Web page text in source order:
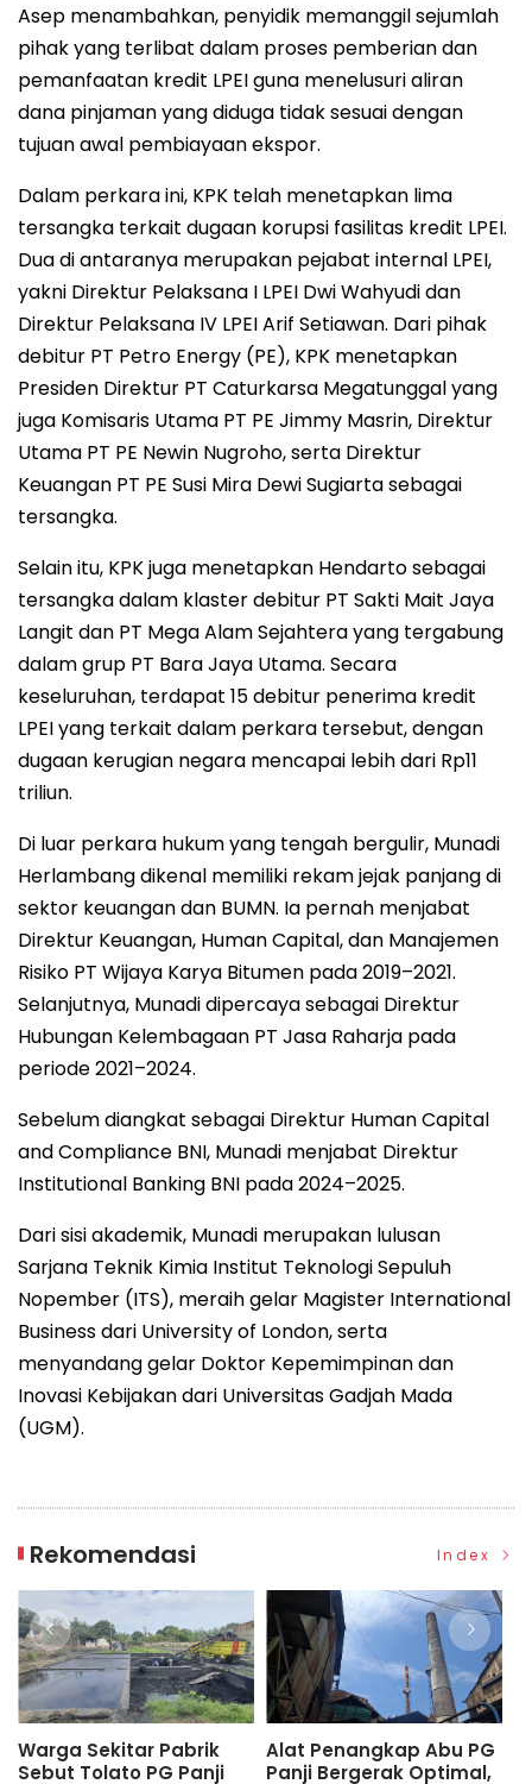
Asep menambahkan, penyidik memanggil sejumlah
pihak yang terlibat dalam proses pemberian dan
pemanfaatan kredit LPEI guna menelusuri aliran
dana pinjaman yang diduga tidak sesuai dengan
tujuan awal pembiayaan ekspor.
Dalam perkara ini, KPK telah menetapkan lima
tersangka terkait dugaan korupsi fasilitas kredit LPEI.
Dua di antaranya merupakan pejabat internal LPEI,
yakni Direktur Pelaksana I LPEI Dwi Wahyudi dan
Direktur Pelaksana IV LPEI Arif Setiawan. Dari pihak
debitur PT Petro Energy (PE), KPK menetapkan
Presiden Direktur PT Caturkarsa Megatunggal yang
juga Komisaris Utama PT PE Jimmy Masrin, Direktur
Utama PT PE Newin Nugroho, serta Direktur
Keuangan PT PE Susi Mira Dewi Sugiarta sebagai
tersangka.
Selain itu, KPK juga menetapkan Hendarto sebagai
tersangka dalam klaster debitur PT Sakti Mait Jaya
Langit dan PT Mega Alam Sejahtera yang tergabung
dalam grup PT Bara Jaya Utama. Secara
keseluruhan, terdapat 15 debitur penerima kredit
LPEI yang terkait dalam perkara tersebut, dengan
dugaan kerugian negara mencapai lebih dari Rp11
triliun.
Di luar perkara hukum yang tengah bergulir, Munadi
Herlambang dikenal memiliki rekam jejak panjang di
sektor keuangan dan BUMN. Ia pernah menjabat
Direktur Keuangan, Human Capital, dan Manajemen
Risiko PT Wijaya Karya Bitumen pada 2019–2021.
Selanjutnya, Munadi dipercaya sebagai Direktur
Hubungan Kelembagaan PT Jasa Raharja pada
periode 2021–2024.
Sebelum diangkat sebagai Direktur Human Capital
and Compliance BNI, Munadi menjabat Direktur
Institutional Banking BNI pada 2024–2025.
Dari sisi akademik, Munadi merupakan lulusan
Sarjana Teknik Kimia Institut Teknologi Sepuluh
Nopember (ITS), meraih gelar Magister International
Business dari University of London, serta
menyandang gelar Doktor Kepemimpinan dan
Inovasi Kebijakan dari Universitas Gadjah Mada
(UGM).
Rekomendasi Index
Sekitar Pabrik
Tolato PG Panji
Alat Penangkap Abu PG
Panji Bergerak Optimal,